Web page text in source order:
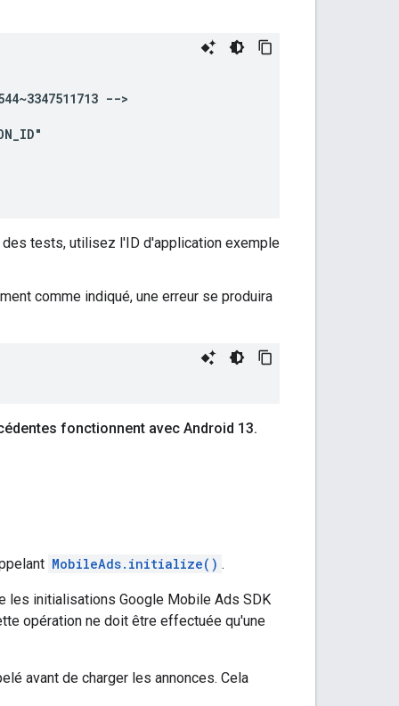
tests, utilisez l'ID d'application exemple
comme indiqué, une erreur se produira
fonctionnent avec Android 13.
MobileAds.initialize() .
les initialisations Google Mobile Ads SDK
opération ne doit être effectuée qu'une
avant de charger les annonces. Cela